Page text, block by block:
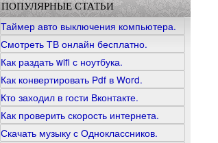
ПОПУЛЯРНЫЕ СТАТЬИ
Таймер авто выключения компьютера.
Смотреть ТВ онлайн бесплатно.
Как раздать wifi с ноутбука.
Как конвертировать Pdf в Word.
Кто заходил в гости Вконтакте.
Как проверить скорость интернета.
Скачать музыку с Одноклассников.